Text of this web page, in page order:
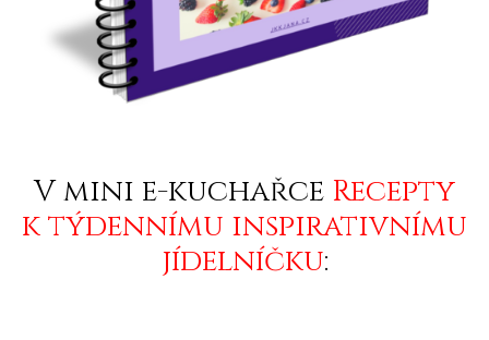
V mini e-kuchařce Recepty
k týdennímu inspirativnímu
jídelníčku: